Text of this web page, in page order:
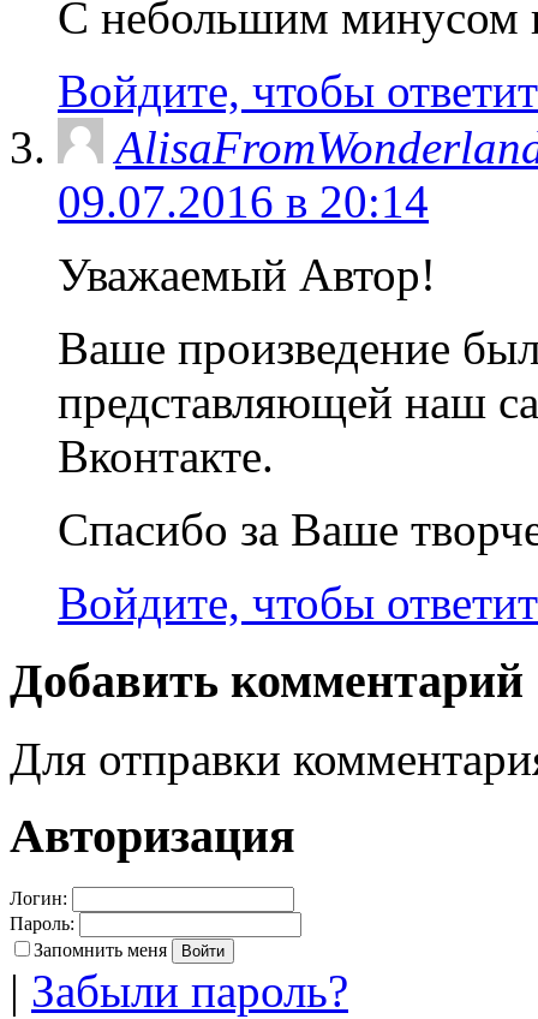
С небольшим минусом
Войдите, чтобы
09.07.2016 в 20:14
Уважаемый Автор!
Ваше произведение
представляющей наш
Вконтакте.
Спасибо за Ваше
Войдите, чтобы
Добавить комментарий
Для отправки
Авторизация
Логин:
Пароль:
Запомнить меня
| Забыли пароль?